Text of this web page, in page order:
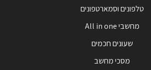
טלפונים וסמארטפונים
מחשבי All in one
שעונים חכמים
מסכי מחשב